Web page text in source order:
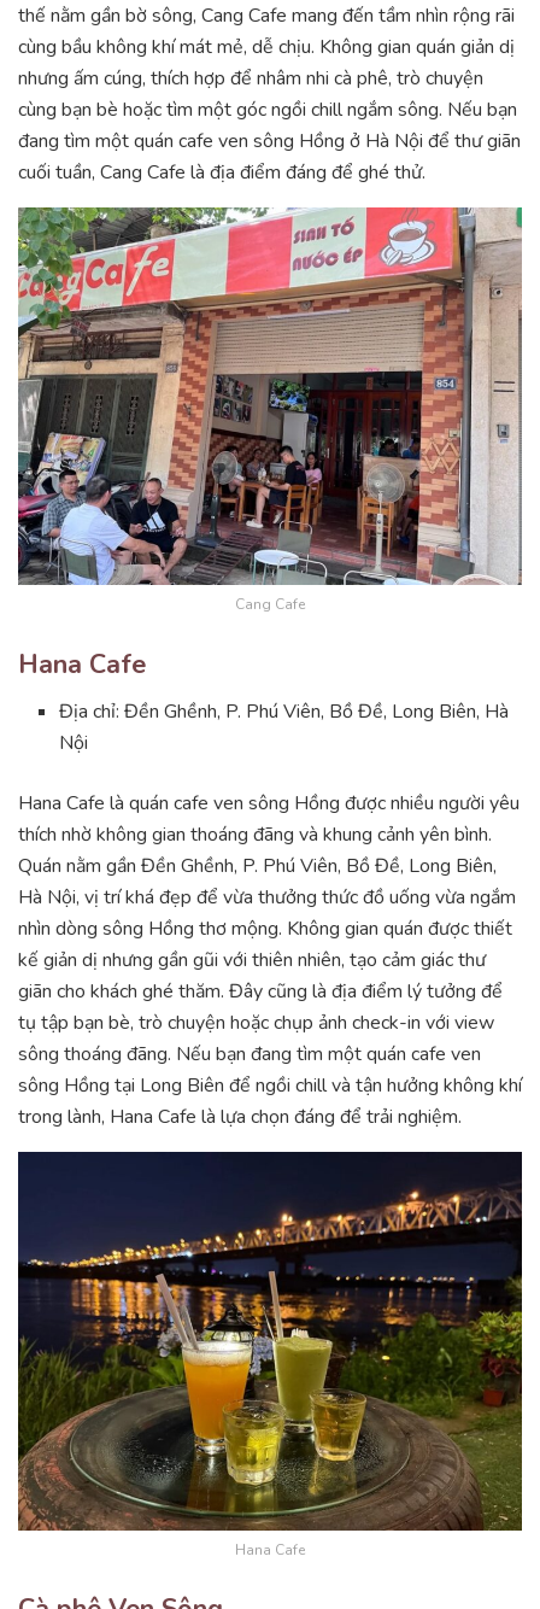
thế nằm gần bờ sông, Cang Cafe mang đến tầm nhìn rộng rãi
cùng bầu không khí mát mẻ, dễ chịu. Không gian quán giản dị
nhưng ấm cúng, thích hợp để nhâm nhi cà phê, trò chuyện
cùng bạn bè hoặc tìm một góc ngồi chill ngắm sông. Nếu bạn
đang tìm một quán cafe ven sông Hồng ở Hà Nội để thư giãn
cuối tuần, Cang Cafe là địa điểm đáng để ghé thử.
Cang Cafe
Hana Cafe
Địa chỉ: Đền Ghềnh, P. Phú Viên, Bồ Đề, Long Biên, Hà
Nội
Hana Cafe là quán cafe ven sông Hồng được nhiều người yêu
thích nhờ không gian thoáng đãng và khung cảnh yên bình.
Quán nằm gần Đền Ghềnh, P. Phú Viên, Bồ Đề, Long Biên,
Hà Nội, vị trí khá đẹp để vừa thưởng thức đồ uống vừa ngắm
nhìn dòng sông Hồng thơ mộng. Không gian quán được thiết
kế giản dị nhưng gần gũi với thiên nhiên, tạo cảm giác thư
giãn cho khách ghé thăm. Đây cũng là địa điểm lý tưởng để
tụ tập bạn bè, trò chuyện hoặc chụp ảnh check-in với view
sông thoáng đãng. Nếu bạn đang tìm một quán cafe ven
sông Hồng tại Long Biên để ngồi chill và tận hưởng không khí
trong lành, Hana Cafe là lựa chọn đáng để trải nghiệm.
Hana Cafe